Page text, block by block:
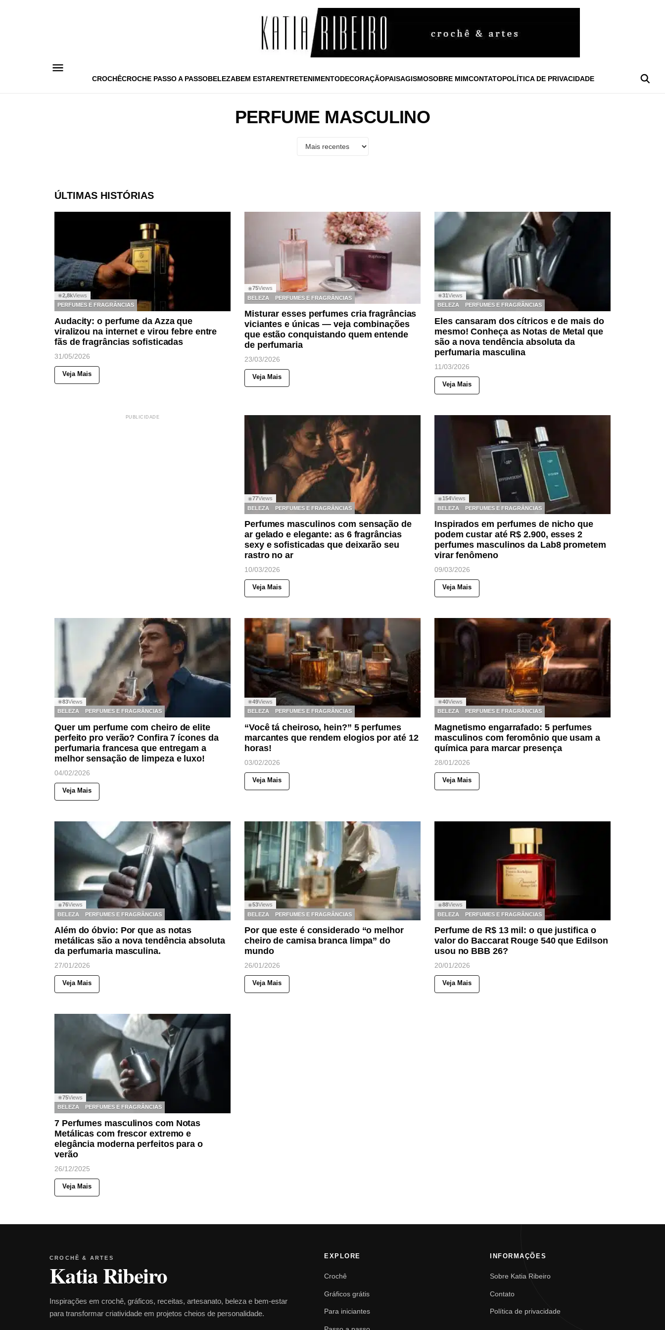
CROCHÊCROCHE PASSO A PASSOBELEZABEM ESTARENTRETENIMENTODECORAÇÃOPAISAGISMOSOBRE MIMCONTATOPOLÍTICA DE PRIVACIDADE
PERFUME MASCULINO
ÚLTIMAS HISTÓRIAS
◉2,8kViews
PERFUMES E FRAGRÂNCIAS
Audacity: o perfume da Azza que
viralizou na internet e virou febre entre
fãs de fragrâncias sofisticadas
31/05/2026
Veja Mais
◉75Views
BELEZA
PERFUMES E FRAGRÂNCIAS
Misturar esses perfumes cria fragrâncias
viciantes e únicas — veja combinações
que estão conquistando quem entende
de perfumaria
23/03/2026
Veja Mais
◉31Views
BELEZA
PERFUMES E FRAGRÂNCIAS
Eles cansaram dos cítricos e de mais do
mesmo! Conheça as Notas de Metal que
são a nova tendência absoluta da
perfumaria masculina
11/03/2026
Veja Mais
PUBLICIDADE
◉77Views
BELEZA
PERFUMES E FRAGRÂNCIAS
Perfumes masculinos com sensação de
ar gelado e elegante: as 6 fragrâncias
sexy e sofisticadas que deixarão seu
rastro no ar
10/03/2026
Veja Mais
◉154Views
BELEZA
PERFUMES E FRAGRÂNCIAS
Inspirados em perfumes de nicho que
podem custar até R$ 2.900, esses 2
perfumes masculinos da Lab8 prometem
virar fenômeno
09/03/2026
Veja Mais
◉83Views
BELEZA
PERFUMES E FRAGRÂNCIAS
Quer um perfume com cheiro de elite
perfeito pro verão? Confira 7 ícones da
perfumaria francesa que entregam a
melhor sensação de limpeza e luxo!
04/02/2026
Veja Mais
◉49Views
BELEZA
PERFUMES E FRAGRÂNCIAS
“Você tá cheiroso, hein?” 5 perfumes
marcantes que rendem elogios por até 12
horas!
03/02/2026
Veja Mais
◉40Views
BELEZA
PERFUMES E FRAGRÂNCIAS
Magnetismo engarrafado: 5 perfumes
masculinos com feromônio que usam a
química para marcar presença
28/01/2026
Veja Mais
◉76Views
BELEZA
PERFUMES E FRAGRÂNCIAS
Além do óbvio: Por que as notas
metálicas são a nova tendência absoluta
da perfumaria masculina.
27/01/2026
Veja Mais
◉53Views
BELEZA
PERFUMES E FRAGRÂNCIAS
Por que este é considerado “o melhor
cheiro de camisa branca limpa” do
mundo
26/01/2026
Veja Mais
◉88Views
BELEZA
PERFUMES E FRAGRÂNCIAS
Perfume de R$ 13 mil: o que justifica o
valor do Baccarat Rouge 540 que Edilson
usou no BBB 26?
20/01/2026
Veja Mais
◉75Views
BELEZA
PERFUMES E FRAGRÂNCIAS
7 Perfumes masculinos com Notas
Metálicas com frescor extremo e
elegância moderna perfeitos para o
verão
26/12/2025
Veja Mais
CROCHÊ & ARTES
Katia Ribeiro
Inspirações em crochê, gráficos, receitas, artesanato, beleza e bem-estar
para transformar criatividade em projetos cheios de personalidade.
EXPLORE
Crochê
Gráficos grátis
Para iniciantes
INFORMAÇÕES
Sobre Katia Ribeiro
Contato
Política de privacidade